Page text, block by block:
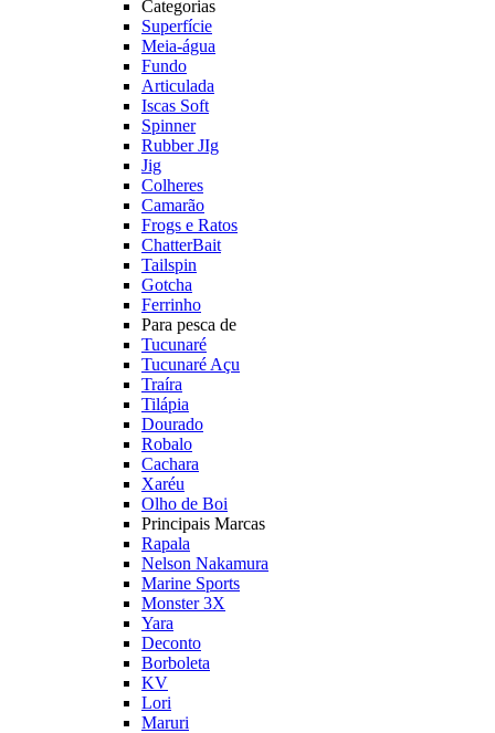
Categorias
Superfície
Meia-água
Fundo
Articulada
Iscas Soft
Spinner
Rubber JIg
Jig
Colheres
Camarão
Frogs e Ratos
ChatterBait
Tailspin
Gotcha
Ferrinho
Para pesca de
Tucunaré
Tucunaré Açu
Traíra
Tilápia
Dourado
Robalo
Cachara
Xaréu
Olho de Boi
Principais Marcas
Rapala
Nelson Nakamura
Marine Sports
Monster 3X
Yara
Deconto
Borboleta
KV
Lori
Maruri